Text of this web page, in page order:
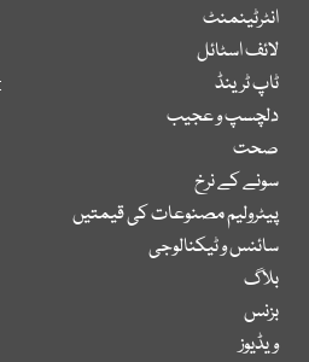
انٹرٹینمنٹ
لائف اسٹائل
ٹاپ ٹرینڈ
دلچسپ و عجیب
صحت
سونے کے نرخ
پیٹرولیم مصنوعات کی قیمتیں
سائنس و ٹیکنالوجی
بلاگ
بزنس
ویڈیوز